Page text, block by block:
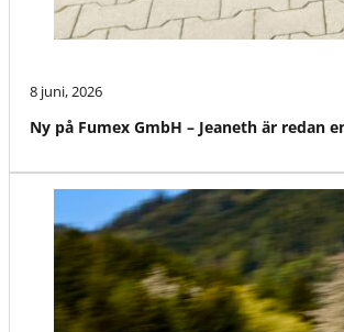
8 juni, 2026
Ny på Fumex GmbH – Jeaneth är redan